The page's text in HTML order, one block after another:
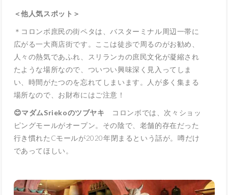
＜他人気スポット＞
＊コロンボ庶民の街ペタは、バスターミナル周辺一帯に
広がる一大商店街です。ここは徒歩で周るのがお勧め、
人々の熱気であふれ、スリランカの庶民文化が凝縮され
たような場所なので、ついつい興味深く見入ってしま
い、時間がたつのを忘れてしまいます。人が多く集まる
場所なので、お財布にはご注意！
😊マダムSriekoのツブヤキ コロンボでは、次々ショッ
ピングモールがオープン。その陰で、老舗的存在だった
行き慣れたCモールが2020年閉まるという話が。噂だけ
であってほしい。